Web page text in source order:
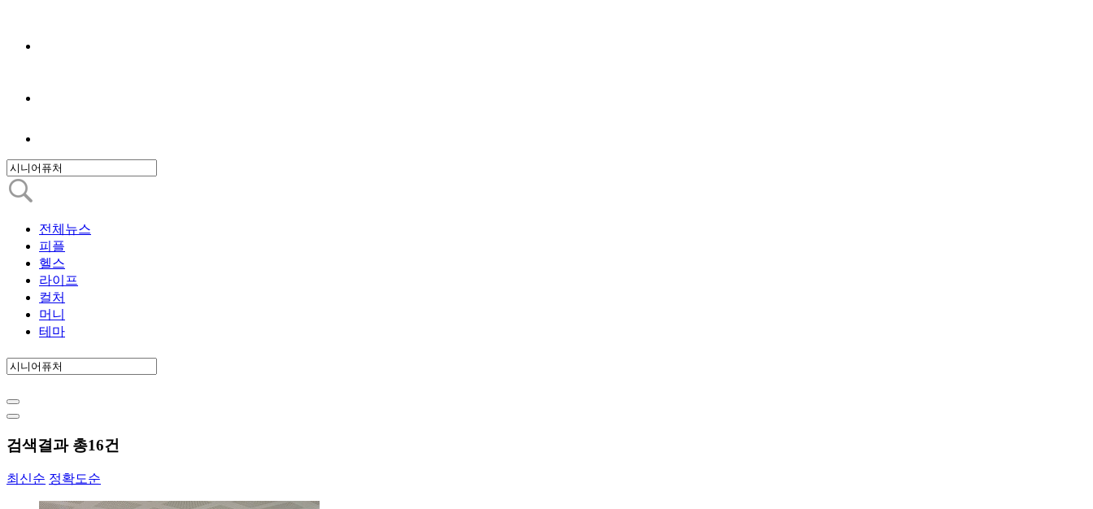
전체뉴스
피플
헬스
라이프
컬처
머니
테마
검색결과 총16건
최신순 정확도순